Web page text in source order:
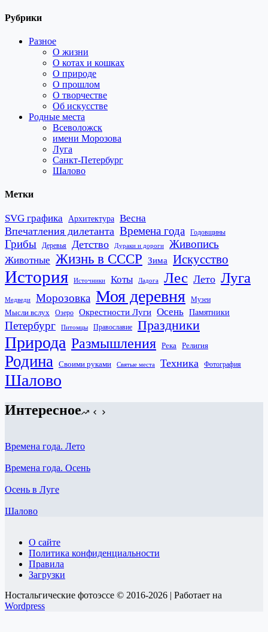
Рубрики
Разное
О жизни
О котах и кошках
О природе
О прошлом
О творчестве
Об искусстве
Родные места
Всеволожск
имени Морозова
Луга
Санкт-Петербург
Шалово
Метки
SVG графика Архитектура Весна
Впечатления дилетанта Времена года Годовщины
Грибы Деревья Детство Дураки и дороги Живопись
Животные Жизнь в СССР Зима Искусство
История Источники Коты Ладога Лес Лето Луга
Медведи Морозовка Моя деревня
Музеи
Мысли вслух
Озеро Окрестности Луги Осень Памятники
Петербург Питомцы Православие Праздники
Природа Размышления Река Религия
Родина Своими руками Святые места Техника Фотография
Шалово
Интересное
Времена года. Лето
Времена года. Осень
Осень в Луге
Шалово
О сайте
Политика конфиденциальности
Правила
Загрузки
Ностальгические фотоэссе © 2016-2026 | Работает на
Wordpress